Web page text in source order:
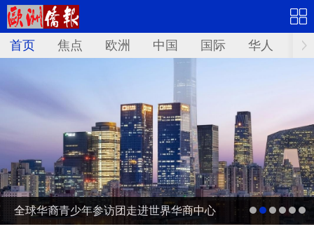
首页 焦点 欧洲 中国 国际 华人 文
全球华裔青少年参访团走进世界华商中心